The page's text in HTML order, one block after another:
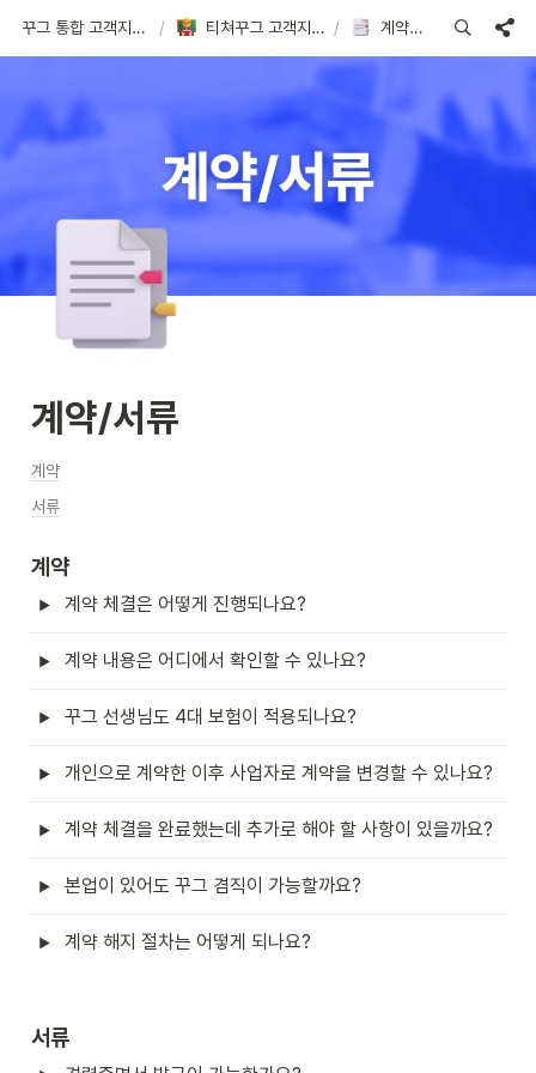
꾸그 통합 고객지원센터 / 티쳐꾸그 고객지원센터 / 계약/서류
계약/서류
계약
서류
계약
계약 체결은 어떻게 진행되나요?
계약 내용은 어디에서 확인할 수 있나요?
꾸그 선생님도 4대 보험이 적용되나요?
개인으로 계약한 이후 사업자로 계약을 변경할 수 있나요?
계약 체결을 완료했는데 추가로 해야 할 사항이 있을까요?
본업이 있어도 꾸그 겸직이 가능할까요?
계약 해지 절차는 어떻게 되나요?
서류